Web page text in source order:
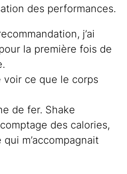
des performances.
j’ai
la première fois de
voir ce que le corps
de fer. Shake
des calories,
m’accompagnait